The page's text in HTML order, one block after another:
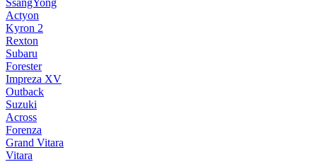
Actyon
Kyron 2
Rexton
Subaru
Forester
Impreza XV
Outback
Suzuki
Across
Forenza
Grand Vitara
Vitara